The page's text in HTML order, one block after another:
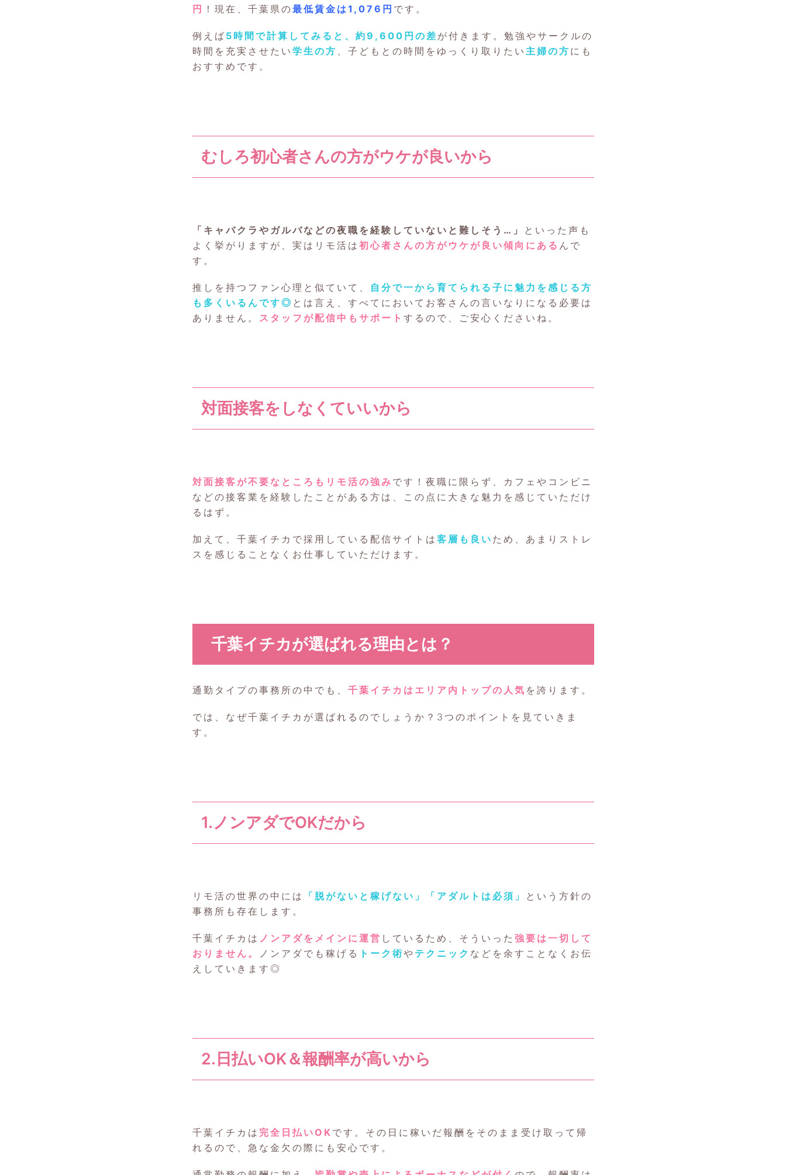
円
！現在、千葉県の最低賃金は1,076円 です。
例えば 5時間で計算してみると、約9,600円の差 が付きます。勉強やサークルの
時間を充実させたい 学生の方 、子どもとの時間をゆっくり取りたい 主婦の方 にも
おすすめです。
むしろ初心者さんの方がウケが良いから
「キャバクラやガルバなどの夜職を経験していないと難しそう…」
といった声も
よく挙がりますが、実はリモ活は 初心者さんの方がウケが良い傾向にある んで
す。
推しを持つファン心理と似ていて、
自分で一から育てられる子に魅力を感じる方
も多くいるんです◎ とは言え、すべてにおいてお客さんの言いなりになる必要は
ありません。 スタッフが配信中もサポート するので、ご安心くださいね。
対面接客をしなくていいから
対面接客が不要なところもリモ活の強み です！夜職に限らず、カフェやコンビニ
などの接客業を経験したことがある方は、この点に大きな魅力を感じていただけ
るはず。
加えて、千葉イチカで採用している配信サイトは 客層も良い ため、あまりストレ
スを感じることなくお仕事していただけます。
千葉イチカが選ばれる理由とは？
通勤タイプの事務所の中でも、 千葉イチカはエリア内トップの人気 を誇ります。
では、なぜ千葉イチカが選ばれるのでしょうか？3つのポイントを見ていきま
す。
1.ノンアダでOKだから
リモ活の世界の中には 「脱がないと稼げない」「アダルトは必須」
という方針の
事務所も存在します。
千葉イチカは ノンアダをメインに運営 しているため、そういった 強要は一切して
おりません。
ノンアダでも稼げる トーク術や テクニック などを余すことなくお伝
えしていきます◎
2.日払いOK＆報酬率が高いから
千葉イチカは 完全日払いOK です。その日に稼いだ報酬をそのまま受け取って帰
れるので、急な金欠の際にも安心です。